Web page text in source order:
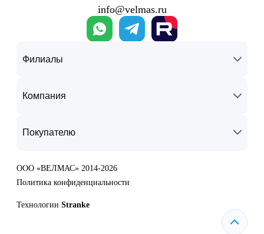
info@velmas.ru
Филиалы
Компания
Покупателю
ООО «ВЕЛМАС» 2014-2026
Политика конфиденциальности
Технологии Stranke